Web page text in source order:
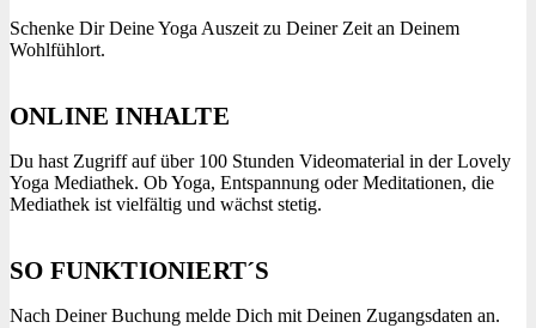
Schenke Dir Deine Yoga Auszeit zu Deiner Zeit an Deinem
Wohlfühlort.
ONLINE INHALTE
Du hast Zugriff auf über 100 Stunden Videomaterial in der Lovely
Yoga Mediathek. Ob Yoga, Entspannung oder Meditationen, die
Mediathek ist vielfältig und wächst stetig.
SO FUNKTIONIERT´S
Nach Deiner Buchung melde Dich mit Deinen Zugangsdaten an.